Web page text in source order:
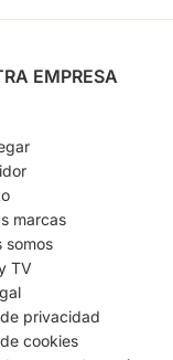
EMPRESA
marcas
somos
TV
privacidad
cookies